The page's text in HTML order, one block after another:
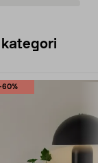
kategori
60%